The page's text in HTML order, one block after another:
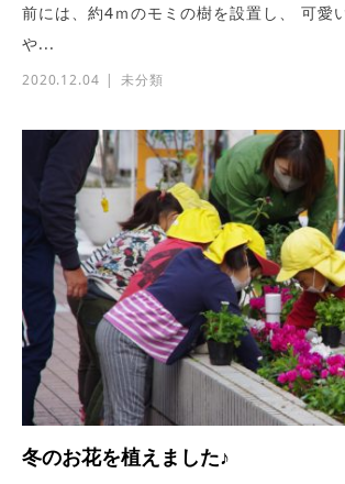
前には、約4ｍのモミの樹を設置し、 可愛
や...
2020.12.04 未分類
冬のお花を植えました♪